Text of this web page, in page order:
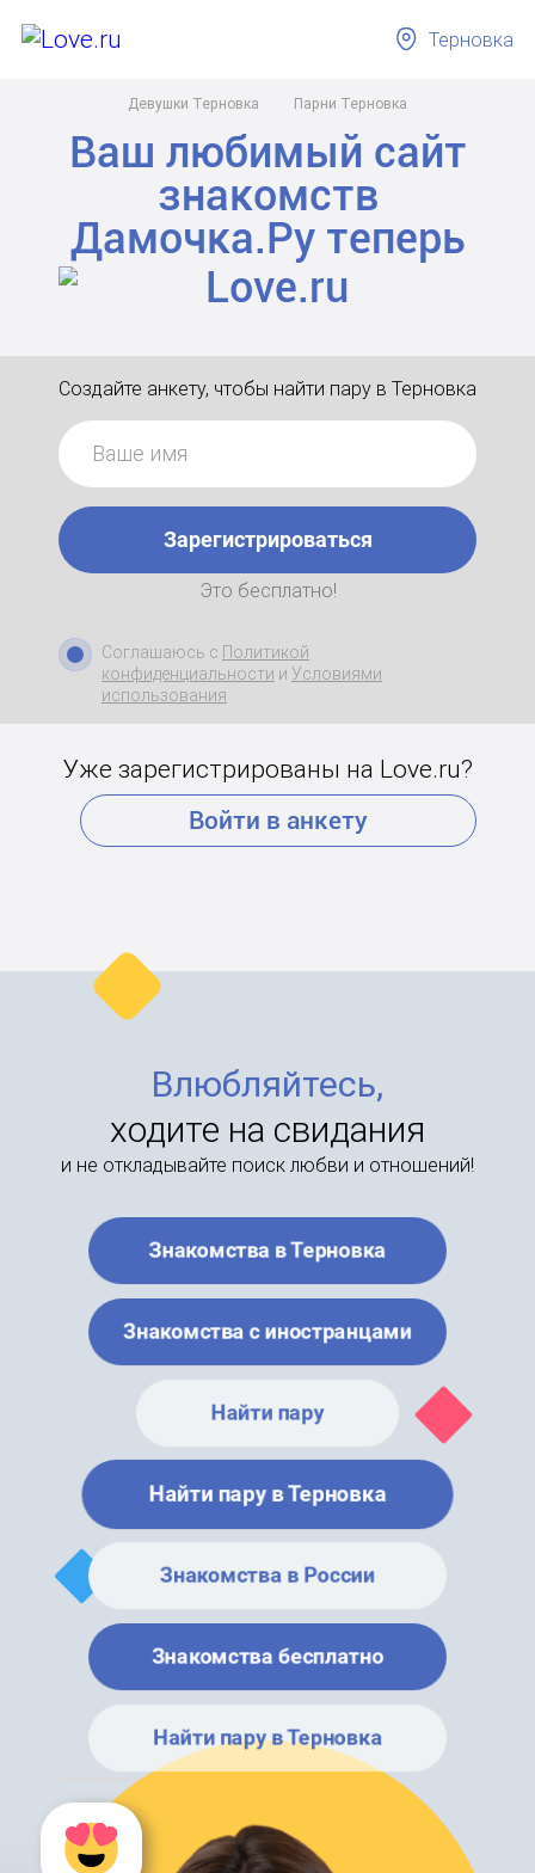
Девушки Терновка Парни Терновка
Терновка
Ваш любимый сайт
знакомств
Дамочка.Рутеперь
Создайте анкету, чтобы найти пару в Терновка
Зарегистрироваться
Это бесплатно!
Соглашаюсь с Политикой
конфиденциальности и Условиями
использования
Уже зарегистрированы на Love.ru?
Войти в анкету
Влюбляйтесь,
ходите на свидания
и не откладывайте поиск любви и отношений!
Знакомства в Терновка
Знакомства с иностранцами
Найти пару
Найти пару в Терновка
Знакомства в России
Знакомства бесплатно
Найти пару в Терновка